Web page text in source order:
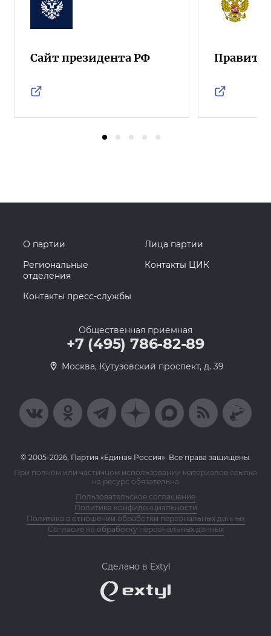
Сайт президента РФ
О партии
Лица партии
Региональные
отделения
Контакты ЦИК
Контакты пресс-службы
Общественная приемная
+7 (495) 786-82-89
Москва, Кутузовский проспект, д. 39
© 2005-2026, Партия «Единая Россия». Все права защищены.
При полном или частичном использовании материалов ссылка
на ресурс обязательна
Пользовательское соглашение
Политика конфиденциальности
Политика в отношении обработки персональных данных
Согласие на обработку персональных данных
Сделано в Extyl